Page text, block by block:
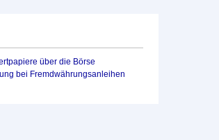
über die Börse
bei Fremdwährungsanleihen